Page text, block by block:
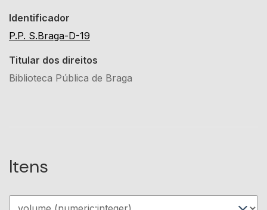
Identificador
P.P. S.Braga-D-19
Titular dos direitos
Biblioteca Pública de Braga
Itens